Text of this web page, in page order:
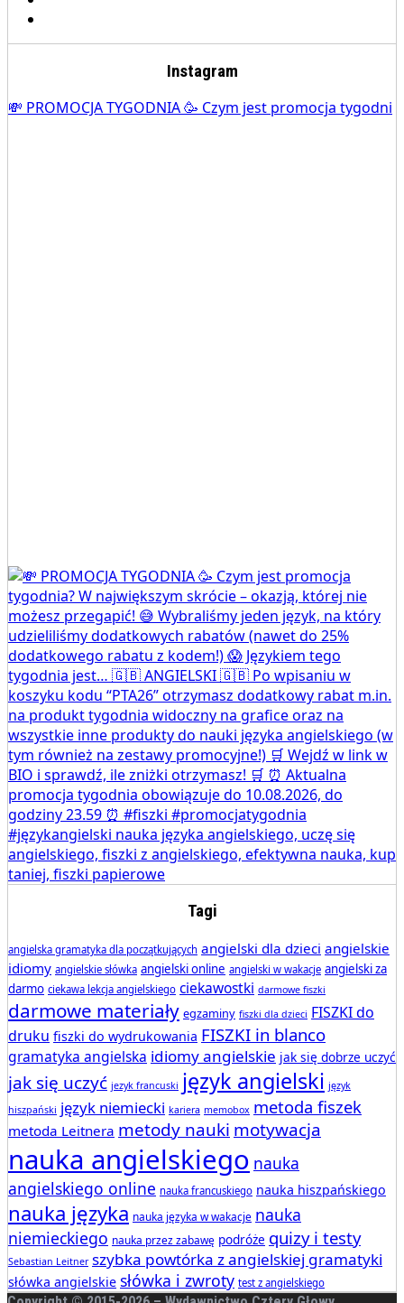
Instagram
💸 PROMOCJA TYGODNIA 🥳 Czym jest promocja tygodni
Tagi
angielska gramatyka dla początkujących angielski dla dzieci angielskie
idiomy angielskie słówka angielski online angielski w wakacje angielski za
darmo ciekawa lekcja angielskiego ciekawostki darmowe fiszki
darmowe materiały egzaminy fiszki dla dzieci FISZKI do
druku fiszki do wydrukowania FISZKI in blanco
gramatyka angielska idiomy angielskie jak się dobrze uczyć
jak się uczyć jezyk francuski język angielski język
hiszpański język niemiecki kariera memobox metoda fiszek
metoda Leitnera metody nauki motywacja
nauka angielskiego nauka
angielskiego online nauka francuskiego nauka hiszpańskiego
nauka języka nauka języka w wakacje nauka
niemieckiego nauka przez zabawę podróże quizy i testy
Sebastian Leitner szybka powtórka z angielskiej gramatyki
słówka angielskie słówka i zwroty test z angielskiego